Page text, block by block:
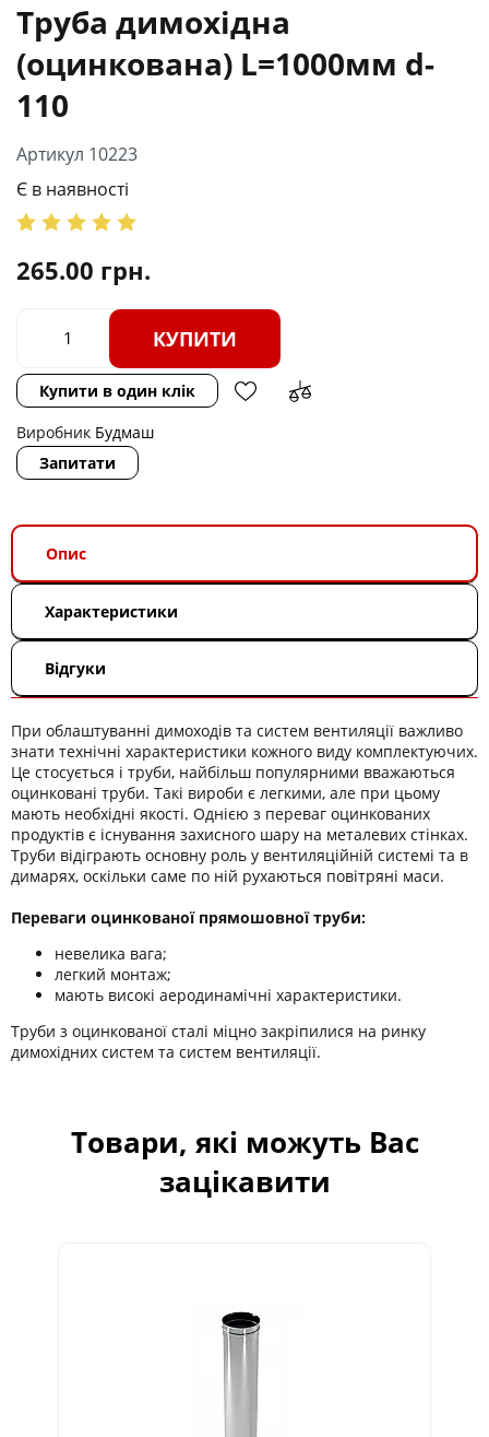
Труба димохідна
(оцинкована) L=1000мм d-
110
Артикул 10223
Є в наявності
265.00 грн.
КУПИТИ
Купити в один клік
Виробник Будмаш
Запитати
Опис
Характеристики
Відгуки
При облаштуванні димоходів та систем вентиляції важливо
знати технічні характеристики кожного виду комплектуючих.
Це стосується і труби, найбільш популярними вважаються
оцинковані труби. Такі вироби є легкими, але при цьому
мають необхідні якості. Однією з переваг оцинкованих
продуктів є існування захисного шару на металевих стінках.
Труби відіграють основну роль у вентиляційній системі та в
димарях, оскільки саме по ній рухаються повітряні маси.
Переваги оцинкованої прямошовної труби:
невелика вага;
легкий монтаж;
мають високі аеродинамічні характеристики.
Труби з оцинкованої сталі міцно закріпилися на ринку
димохідних систем та систем вентиляції.
Товари, які можуть Вас
зацікавити